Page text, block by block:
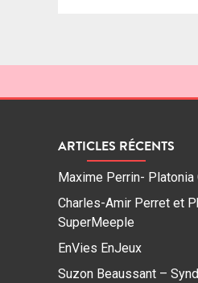
ARTICLES RÉCENTS
Maxime Perrin- Platonia
Charles-Amir Perret et
SuperMeeple
EnVies EnJeux
Suzon Beaussant –